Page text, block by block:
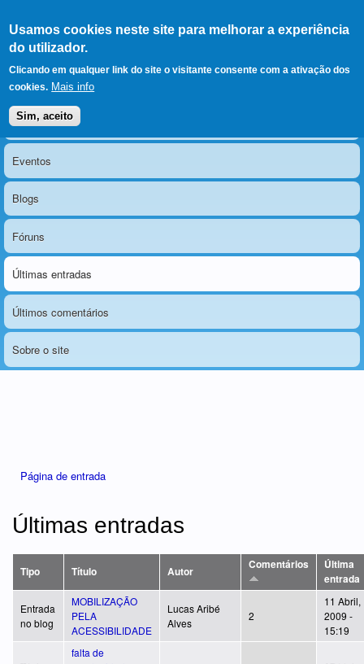
Usamos cookies neste site para melhorar a experiência
do utilizador.
Clicando em qualquer link do site o visitante consente com a ativação dos
cookies. Mais info
Sim, aceito
LERPARAVER , ir para a
página principal
O portal da visão diferente
Menu principal
Notícias
Eventos
Blogs
Fóruns
Últimas entradas
Últimos comentários
Sobre o site
Página de entrada
Últimas entradas
Tipo Título Autor
Comentários
Última
entrada
Entrada
no blog
MOBILIZAÇÃO
PELA
ACESSIBILIDADE
Lucas Aribé
Alves
2
11 Abril,
2009 -
15:19
falta de